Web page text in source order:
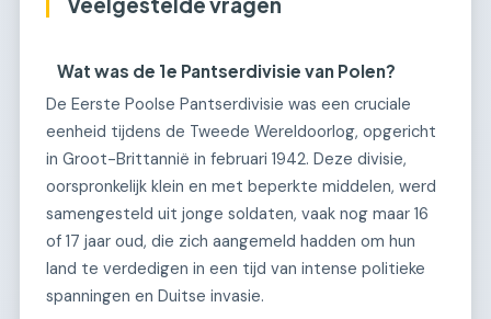
Wat was de 1e Pantserdivisie van Polen?
De Eerste Poolse Pantserdivisie was een cruciale
eenheid tijdens de Tweede Wereldoorlog, opgericht
in Groot-Brittannië in februari 1942. Deze divisie,
oorspronkelijk klein en met beperkte middelen, werd
samengesteld uit jonge soldaten, vaak nog maar 16
of 17 jaar oud, die zich aangemeld hadden om hun
land te verdedigen in een tijd van intense politieke
spanningen en Duitse invasie.